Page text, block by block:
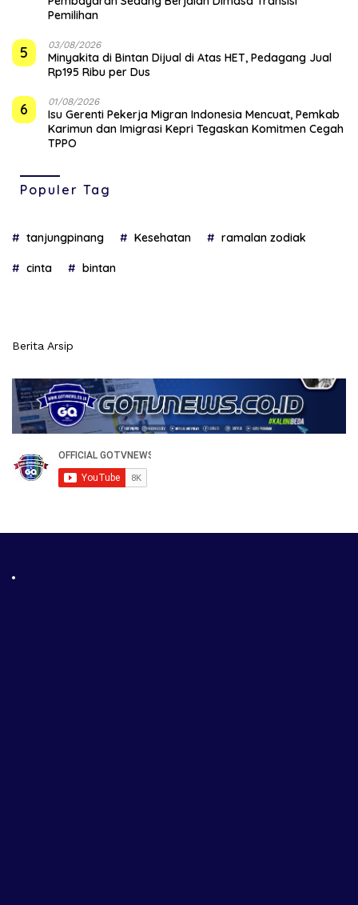
Pemilihan
5 03/08/2026
Minyakita di Bintan Dijual di Atas HET, Pedagang Jual
Rp195 Ribu per Dus
6 01/08/2026
Isu Gerenti Pekerja Migran Indonesia Mencuat, Pemkab
Karimun dan Imigrasi Kepri Tegaskan Komitmen Cegah
TPPO
Populer Tag
tanjungpinang Kesehatan ramalan zodiak
cinta bintan
Berita Arsip